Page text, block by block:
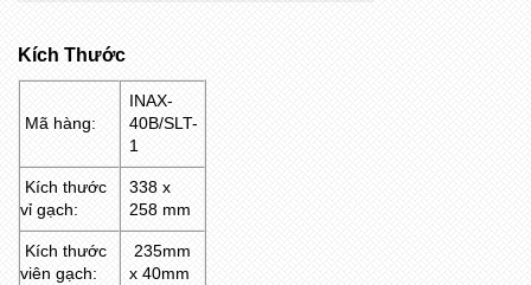
Kích Thước
Mã hàng:
INAX-
40B/SLT-
1
Kích thước
vỉ gạch:
338 x
258 mm
Kích thước
viên gạch:
235mm
x 40mm